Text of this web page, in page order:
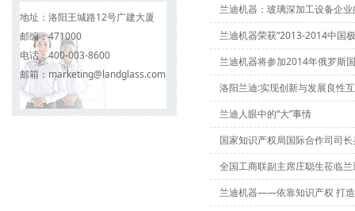
地址： 洛阳王城路12号广建大厦
邮编：471000
电话：400-003-8600
邮箱： marketing@landglass.com
兰迪机器：玻璃深加工设备企
兰迪机器荣获“2013-2014中国
兰迪机器将参加2014年俄罗斯
洛阳兰迪:实现创新与发展良性
兰迪人眼中的“大”事情
国家知识产权局国际合作司司
全国工商联副主席庄聪生莅临
兰迪机器——依靠知识产权 打